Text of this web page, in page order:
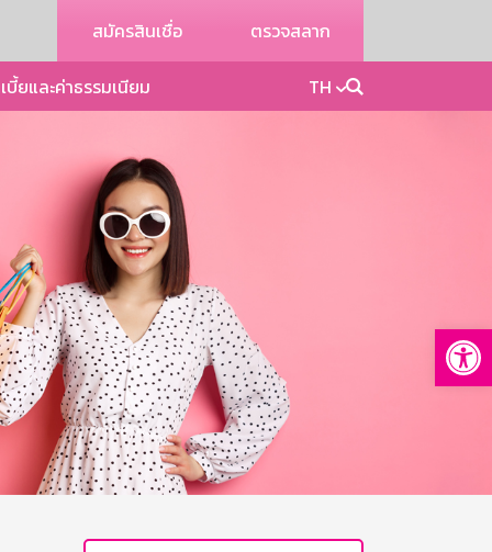
สมัครสินเชื่อ ตรวจสลาก
บี้ยและค่าธรรมเนียม TH